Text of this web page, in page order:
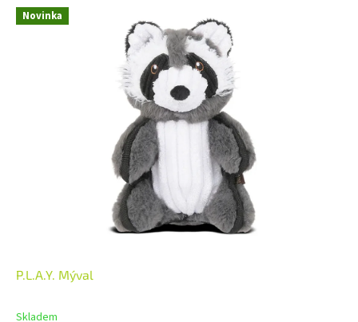
Novinka
P.L.A.Y. Mýval
Skladem